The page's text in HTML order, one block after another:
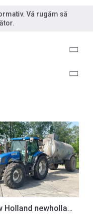
Vă rugăm să
New Holland newholland t6030 met tank